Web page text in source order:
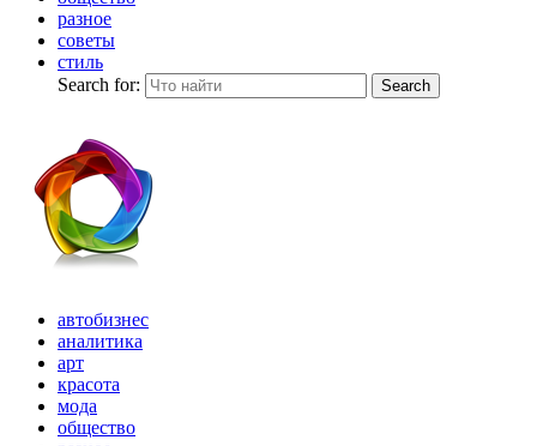
разное
советы
стиль
Search for:
Search
автобизнес
аналитика
арт
красота
мода
общество